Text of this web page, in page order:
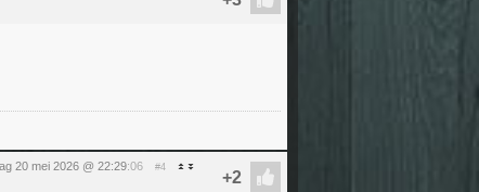
20 mei 2026 @ 22:29:06 #4